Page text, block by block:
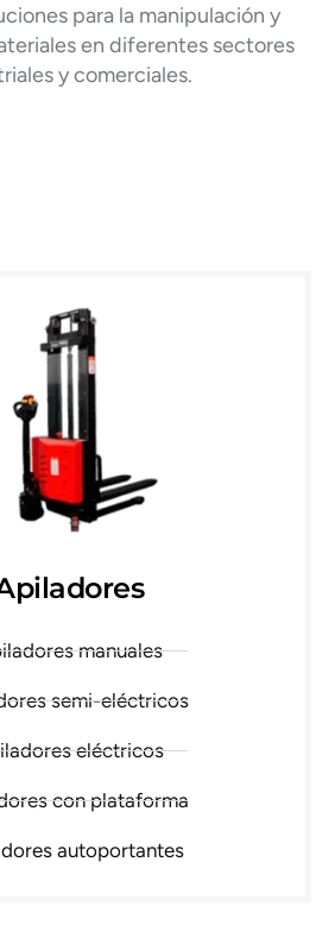
para la manipulación y
en diferentes sectores
y comerciales.
manuales
semi-eléctricos
eléctricos
con plataforma
autoportantes